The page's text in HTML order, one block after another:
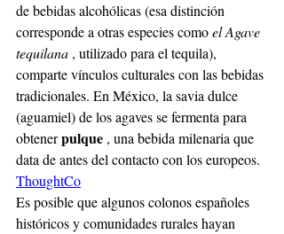
de bebidas alcohólicas (esa distinción
corresponde a otras especies comoel Agave
tequilana , utilizado para el tequila),
comparte vínculos culturales con las bebidas
tradicionales. En México, la savia dulce
(aguamiel) de los agaves se fermenta para
obtenerpulque , una bebida milenaria que
data de antes del contacto con los europeos.
ThoughtCo
Es posible que algunos colonos españoles
históricos y comunidades rurales hayan